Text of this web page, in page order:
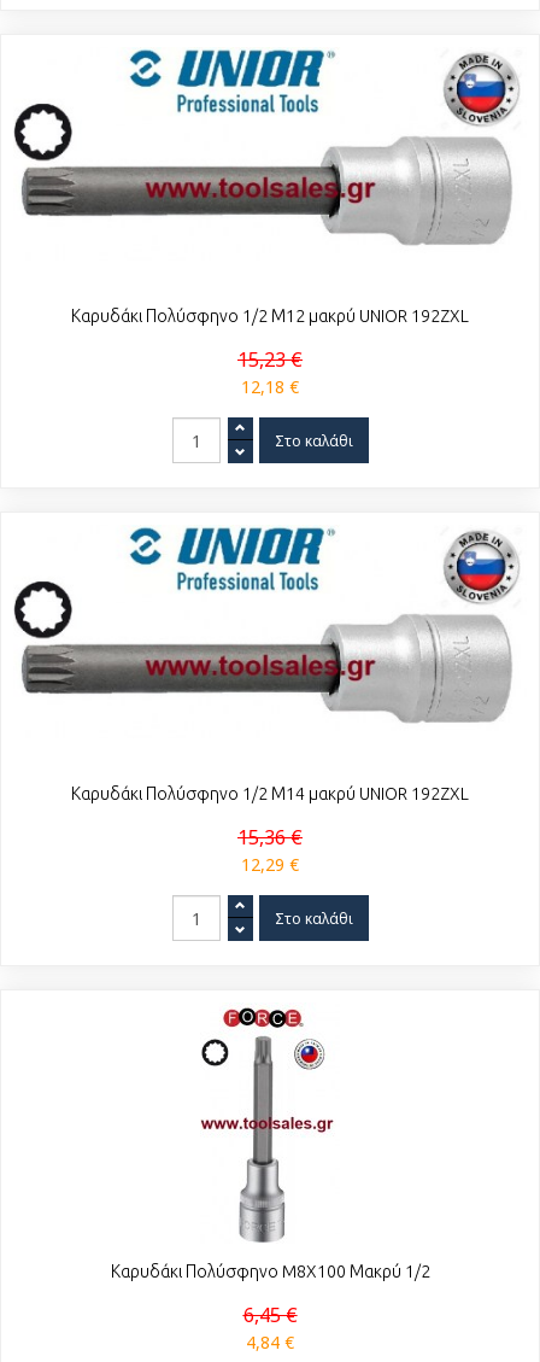
Καρυδάκι Πολύσφηνο 1/2 Μ12 μακρύ UNIOR 192ZXL
15,23 €
12,18 €
Καρυδάκι Πολύσφηνο 1/2 Μ14 μακρύ UNIOR 192ZXL
15,36 €
12,29 €
Καρυδάκι Πολύσφηνο M8X100 Μακρύ 1/2
6,45 €
4,84 €